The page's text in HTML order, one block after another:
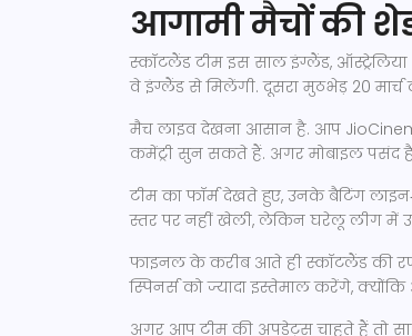
आगामी मैचों की
स्कॉटलैंड टीम इस साल इंग्लैंड,
वे इंग्लैंड से मिलेंगी. दूसरा मुठभेड़ 20 मार्च
मैच लाइव देखना आसान है. आप
कमेंट्री सुन सकते हैं. अगर मोबाइल पसंद
टीम का फॉर्म देखते हुए, उनके बैटिंग
स्तर पर नहीं खेली, लेकिन घरेलू लीग में
फाइनल के करीब आते ही स्कॉटलैंड की
स्पिनर्स को ज्यादा इस्तेमाल करेंगे, क्योंकि
अगर आप टीम की अपडेट्स चाहते हैं तो